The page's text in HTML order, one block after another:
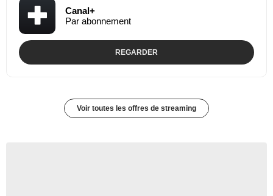
Canal+
Par abonnement
REGARDER
Voir toutes les offres de streaming